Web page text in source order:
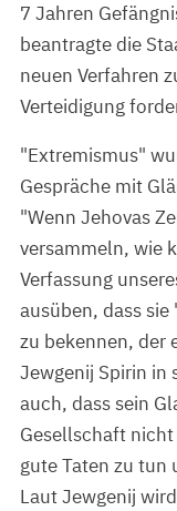
7 Jahren
beantragte die
neuen Verfahren
Verteidigung
"Extremismus"
Gespräche mit
"Wenn Jehovas
versammeln, wie
Verfassung
ausüben, dass
zu bekennen, der
Jewgenij Spirin in
auch, dass sein
Gesellschaft
gute Taten zu tun
Laut Jewgenij